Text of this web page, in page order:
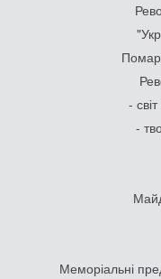
-
-
Меморіальні